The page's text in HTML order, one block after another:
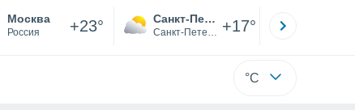
Москва
Россия +23° Санкт-Петербург
Санкт-Петербург +17°
°C